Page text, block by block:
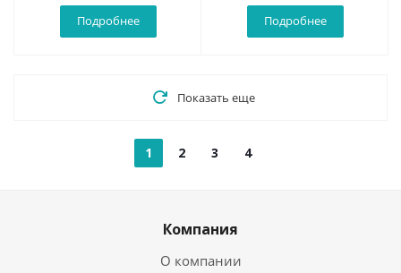
Подробнее Подробнее
Показать еще
1 2 3 4
Компания
О компании